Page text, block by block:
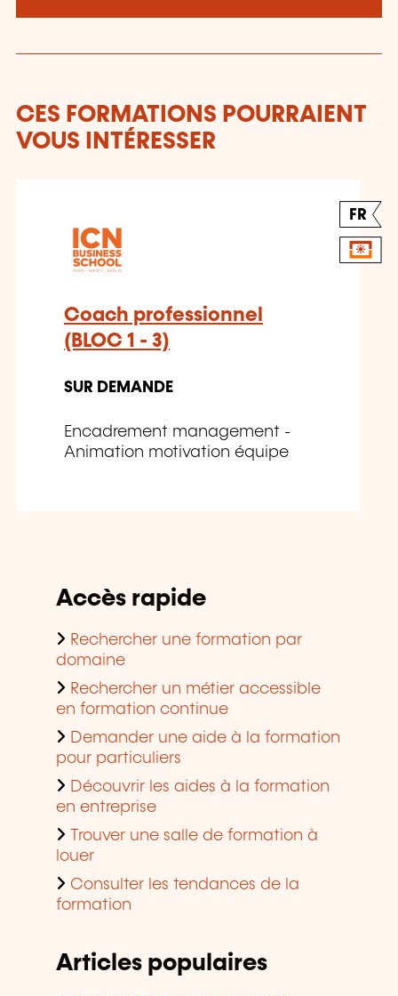
CES FORMATIONS POURRAIENT
VOUS INTÉRESSER
FR
Coach professionnel
(BLOC 1 - 3)
SUR DEMANDE
Encadrement management -
Animation motivation équipe
Accès rapide
Rechercher une formation par
domaine
Rechercher un métier accessible
en formation continue
Demander une aide à la formation
pour particuliers
Découvrir les aides à la formation
en entreprise
Trouver une salle de formation à
louer
Consulter les tendances de la
formation
Articles populaires